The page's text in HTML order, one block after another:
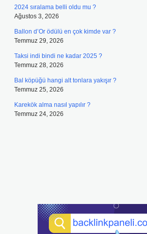
2024 sıralama belli oldu mu ?
Ağustos 3, 2026
Ballon d’Or ödülü en çok kimde var ?
Temmuz 29, 2026
Taksi indi bindi ne kadar 2025 ?
Temmuz 28, 2026
Bal köpüğü hangi alt tonlara yakışır ?
Temmuz 25, 2026
Karekök alma nasıl yapılır ?
Temmuz 24, 2026